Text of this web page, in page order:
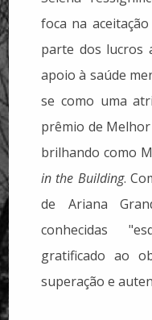
foca na
parte dos lucros
apoio à saúde
se como uma
prêmio de
brilhando como
in the Building.
de Ariana
conhecidas
gratificado ao
superação e